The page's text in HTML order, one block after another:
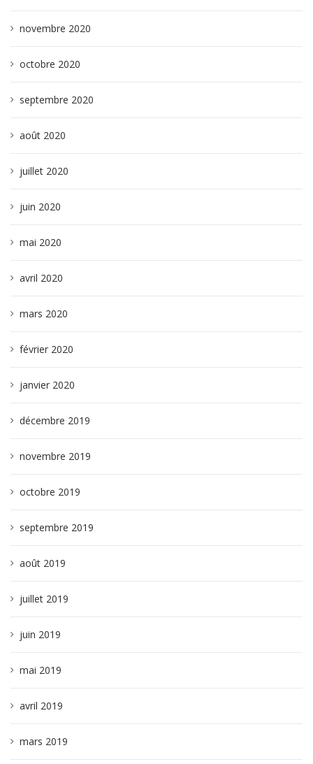
novembre 2020
octobre 2020
septembre 2020
août 2020
juillet 2020
juin 2020
mai 2020
avril 2020
mars 2020
février 2020
janvier 2020
décembre 2019
novembre 2019
octobre 2019
septembre 2019
août 2019
juillet 2019
juin 2019
mai 2019
avril 2019
mars 2019